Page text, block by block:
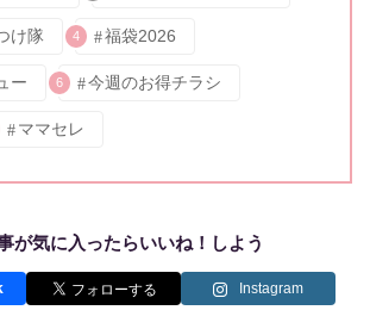
け隊 4 福袋2026
ー 6 今週のお得チラシ
ママセレ
が気に入ったらいいね！しよう
Instagram